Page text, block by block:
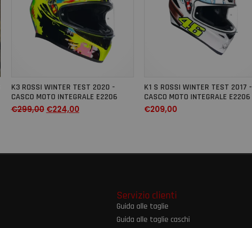
K3 ROSSI WINTER TEST 2020 -
CASCO MOTO INTEGRALE E2206
€299,00 €224,00
K1 S ROSSI WINTER TEST 2017 -
CASCO MOTO INTEGRALE E2206
€209,00
Servizio clienti
Guida alle taglie
Guida alle taglie caschi